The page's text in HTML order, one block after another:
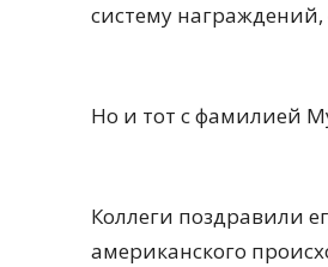
систему награждений,
Но и тот с фамилией
Коллеги поздравили
американского